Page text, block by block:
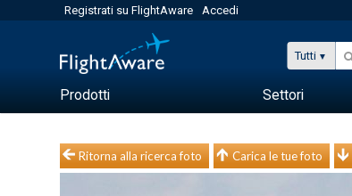
Registrati su FlightAware Accedi
Tutti
Prodotti Settori
Ritorna alla ricerca foto Carica le tue foto